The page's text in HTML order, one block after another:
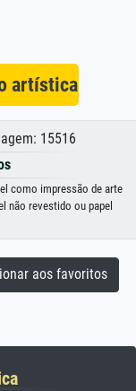
artística
15516
como impressão de arte
não revestido ou papel
aos favoritos